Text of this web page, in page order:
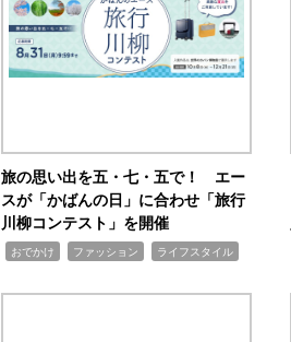
旅の思い出を五・七・五で！ エー
スが「かばんの日」に合わせ「旅行
川柳コンテスト」を開催
おでかけ ファッション ライフスタイル